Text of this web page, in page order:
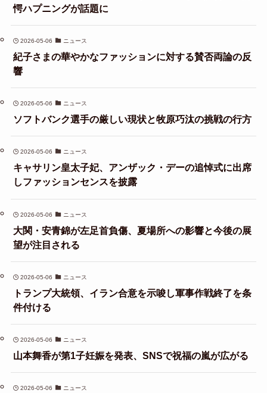
愕ハプニングが話題に
2026-05-06 ニュース
紀子さまの華やかなファッションに対する賛否両論の反
響
2026-05-06 ニュース
ソフトバンク選手の厳しい現状と牧原巧汰の挑戦の行方
2026-05-06 ニュース
キャサリン皇太子妃、アンザック・デーの追悼式に出席
しファッションセンスを披露
2026-05-06 ニュース
大関・安青錦が左足首負傷、夏場所への影響と今後の展
望が注目される
2026-05-06 ニュース
トランプ大統領、イラン合意を示唆し軍事作戦終了を条
件付ける
2026-05-06 ニュース
山本舞香が第1子妊娠を発表、SNSで祝福の嵐が広がる
2026-05-06 ニュース